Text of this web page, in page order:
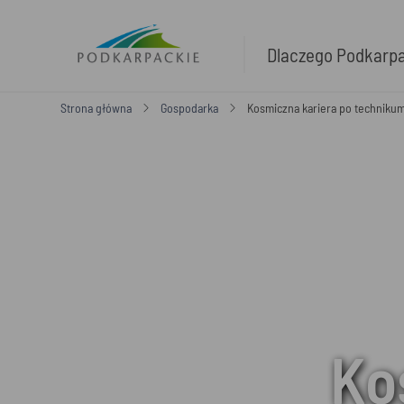
Dlaczego
Strona główna Gospodarka Kosmiczna kariera po